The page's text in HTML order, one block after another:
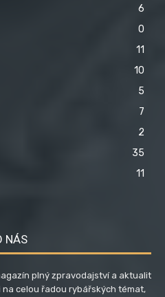
6
0
11
10
5
7
2
35
11
NÁS
plný zpravodajství a aktualit
celou řadou rybářských témat,